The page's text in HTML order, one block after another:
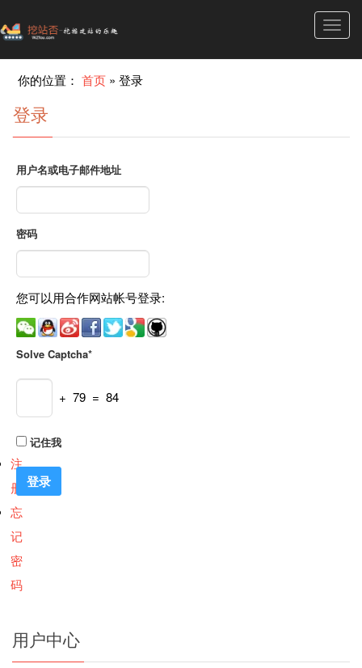
你的位置：首页 »登录
登录
用户名或电子邮件地址
密码
您可以用合作网站帐号登录:
Solve Captcha*
+ 79 = 84
记住我
注
册
忘
记
密
码
用户中心